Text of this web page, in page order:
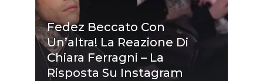
Fedez Beccato Con
Un’altra! La Reazione Di
Chiara Ferragni – La
Risposta Su Instagram